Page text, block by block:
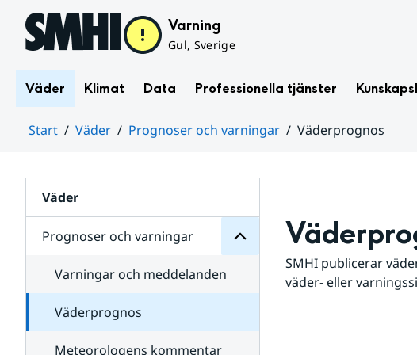
Hoppa till sidans innehåll Varning
Gul, Sverige
Väder Klimat Data Professionella tjänster
Start Väder Prognoser och varningar
Väderprognos
Väder
Prognoser och varningar
för
varningar
Varningar och meddelanden
Väderprognos
Meteorologens kommentar
SMHI publicerar
väder- eller